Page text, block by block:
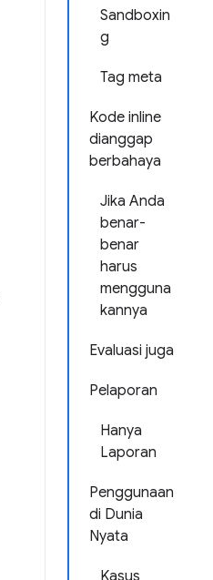
Sandboxin
g
Tag meta
Kode inline
dianggap
berbahaya
Jika Anda
benar-
benar
harus
mengguna
kannya
Evaluasi juga
Pelaporan
Hanya
Laporan
Penggunaan
di Dunia
Nyata
Kasus